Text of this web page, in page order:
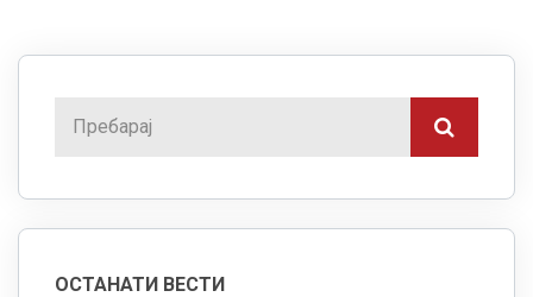
ОСТАНАТИ ВЕСТИ